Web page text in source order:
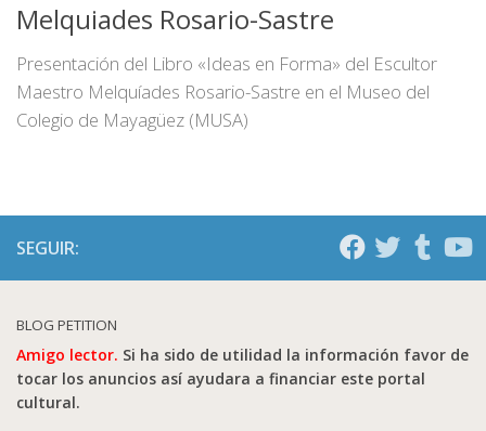
Melquiades Rosario-Sastre
Presentación del Libro «Ideas en Forma» del Escultor
Maestro Melquíades Rosario-Sastre en el Museo del
Colegio de Mayagüez (MUSA)
SEGUIR:
BLOG PETITION
Amigo lector. Si ha sido de utilidad la información favor de
tocar los anuncios así ayudara a financiar este portal
cultural.